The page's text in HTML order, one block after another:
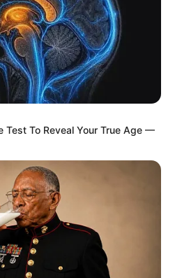
Test To Reveal Your True Age —